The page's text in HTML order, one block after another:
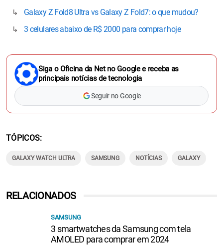
Galaxy Z Fold8 Ultra vs Galaxy Z Fold7: o que mudou?
3 celulares abaixo de R$ 2000 para comprar hoje
Siga o Oficina da Net no Google e receba as
principais notícias de tecnologia
Seguir no Google
TÓPICOS
GALAXY WATCH ULTRA SAMSUNG NOTÍCIAS GALAXY
RELACIONADOS
SAMSUNG
3 smartwatches da Samsung com tela
AMOLED para comprar em 2024